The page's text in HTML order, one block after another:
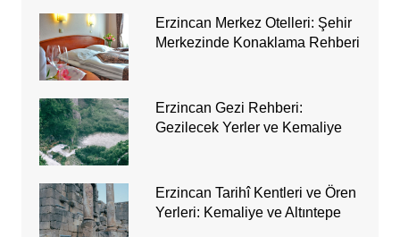
Erzincan Merkez Otelleri: Şehir
Merkezinde Konaklama Rehberi
Erzincan Gezi Rehberi:
Gezilecek Yerler ve Kemaliye
Erzincan Tarihî Kentleri ve Ören
Yerleri: Kemaliye ve Altıntepe